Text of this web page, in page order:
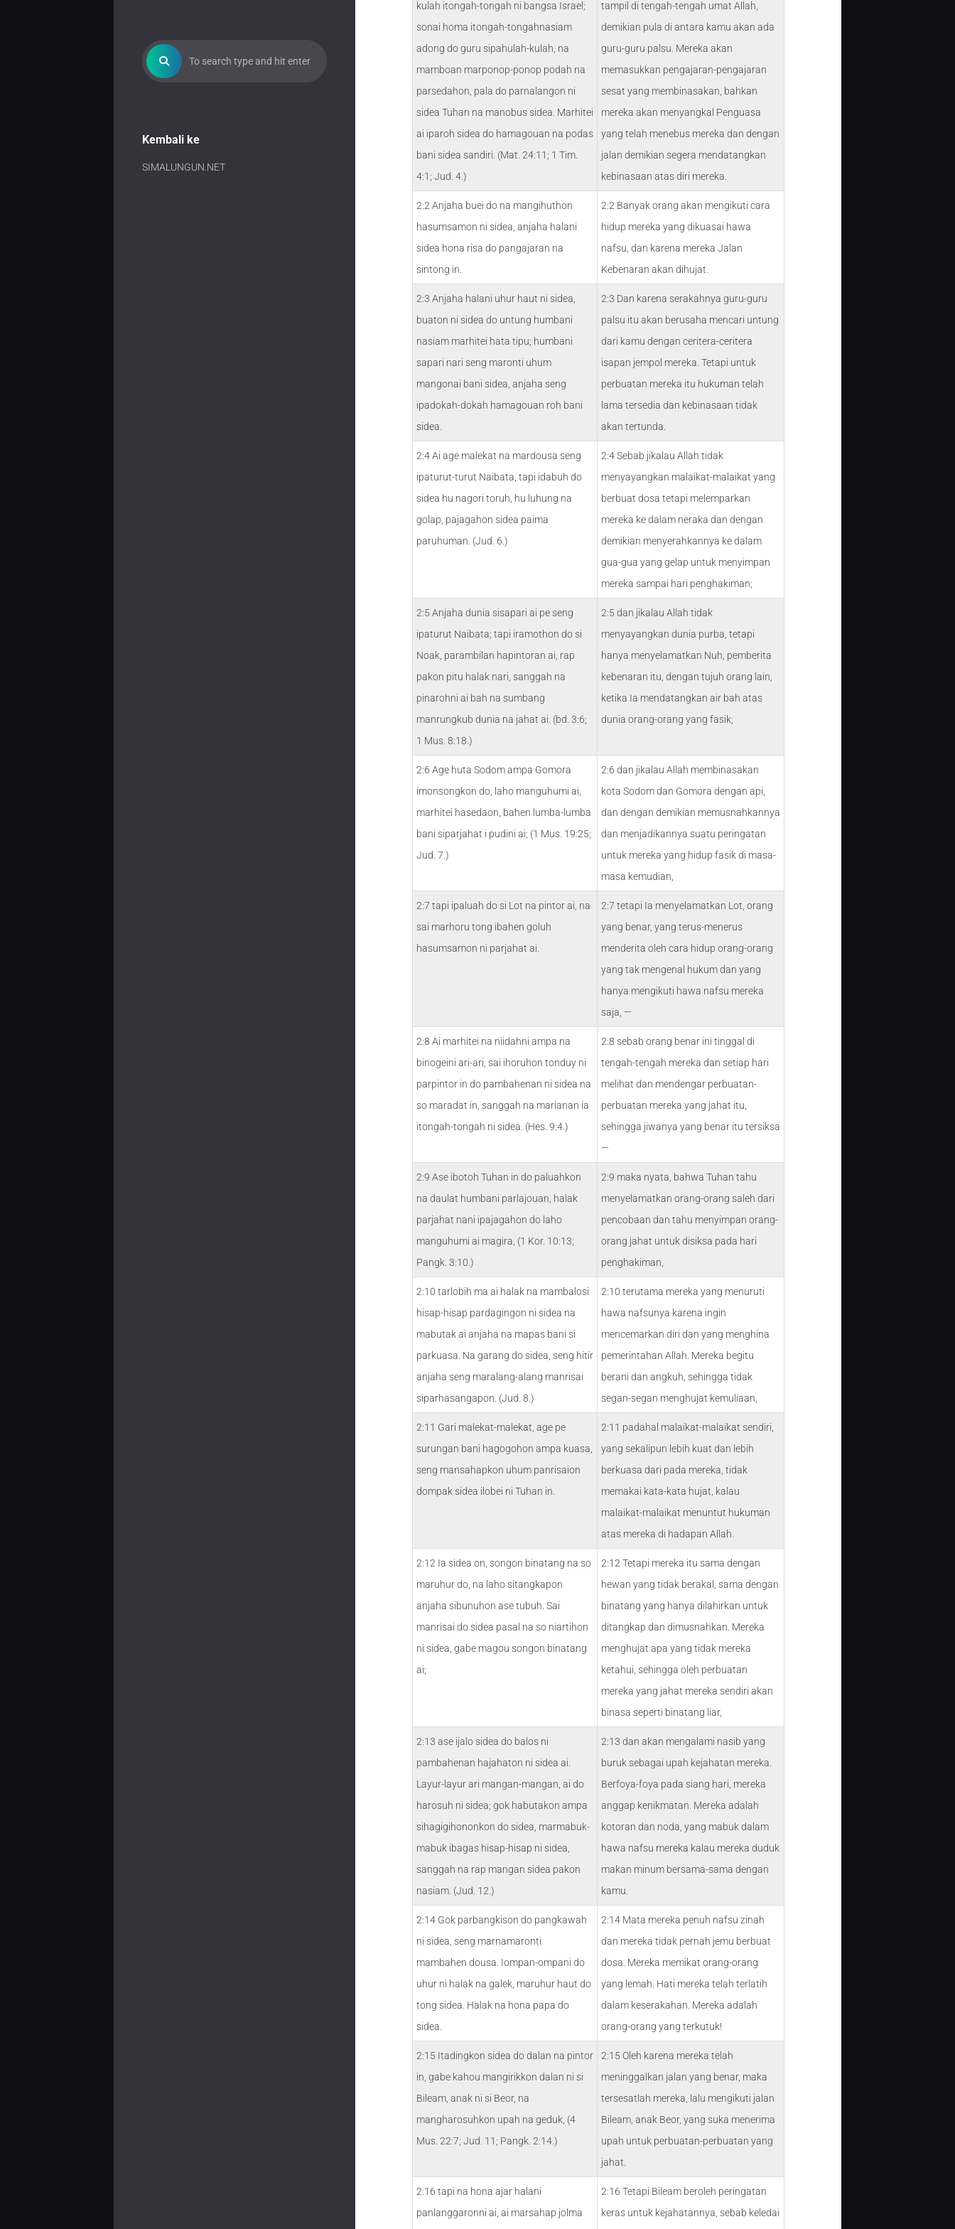
Kembali ke
SIMALUNGUN.NET
kulah itongah-tongah ni bangsa Israel;
sonai homa itongah-tongahnasiam
adong do guru sipahulah-kulah, na
mamboan marponop-ponop podah na
parsedahon, pala do parnalangon ni
sidea Tuhan na manobus sidea. Marhitei
ai iparoh sidea do hamagouan na podas
bani sidea sandiri. (Mat. 24:11; 1 Tim.
4:1; Jud. 4.)
tampil di tengah-tengah umat Allah,
demikian pula di antara kamu akan ada
guru-guru palsu. Mereka akan
memasukkan pengajaran-pengajaran
sesat yang membinasakan, bahkan
mereka akan menyangkal Penguasa
yang telah menebus mereka dan dengan
jalan demikian segera mendatangkan
kebinasaan atas diri mereka.
2:2 Anjaha buei do na mangihuthon
hasumsamon ni sidea, anjaha halani
sidea hona risa do pangajaran na
sintong in.
2:2 Banyak orang akan mengikuti cara
hidup mereka yang dikuasai hawa
nafsu, dan karena mereka Jalan
Kebenaran akan dihujat.
2:3 Anjaha halani uhur haut ni sidea,
buaton ni sidea do untung humbani
nasiam marhitei hata tipu; humbani
sapari nari seng maronti uhum
mangonai bani sidea, anjaha seng
ipadokah-dokah hamagouan roh bani
sidea.
2:3 Dan karena serakahnya guru-guru
palsu itu akan berusaha mencari untung
dari kamu dengan ceritera-ceritera
isapan jempol mereka. Tetapi untuk
perbuatan mereka itu hukuman telah
lama tersedia dan kebinasaan tidak
akan tertunda.
2:4 Ai age malekat na mardousa seng
ipaturut-turut Naibata, tapi idabuh do
sidea hu nagori toruh, hu luhung na
golap, pajagahon sidea paima
paruhuman. (Jud. 6.)
2:4 Sebab jikalau Allah tidak
menyayangkan malaikat-malaikat yang
berbuat dosa tetapi melemparkan
mereka ke dalam neraka dan dengan
demikian menyerahkannya ke dalam
gua-gua yang gelap untuk menyimpan
mereka sampai hari penghakiman;
2:5 Anjaha dunia sisapari ai pe seng
ipaturut Naibata; tapi iramothon do si
Noak, parambilan hapintoran ai, rap
pakon pitu halak nari, sanggah na
pinarohni ai bah na sumbang
manrungkub dunia na jahat ai. (bd. 3:6;
1 Mus. 8:18.)
2:5 dan jikalau Allah tidak
menyayangkan dunia purba, tetapi
hanya menyelamatkan Nuh, pemberita
kebenaran itu, dengan tujuh orang lain,
ketika Ia mendatangkan air bah atas
dunia orang-orang yang fasik;
2:6 Age huta Sodom ampa Gomora
imonsongkon do, laho manguhumi ai,
marhitei hasedaon, bahen lumba-lumba
bani siparjahat i pudini ai; (1 Mus. 19:25;
Jud. 7.)
2:6 dan jikalau Allah membinasakan
kota Sodom dan Gomora dengan api,
dan dengan demikian memusnahkannya
dan menjadikannya suatu peringatan
untuk mereka yang hidup fasik di masa-
masa kemudian,
2:7 tapi ipaluah do si Lot na pintor ai, na
sai marhoru tong ibahen goluh
hasumsamon ni parjahat ai.
2:7 tetapi Ia menyelamatkan Lot, orang
yang benar, yang terus-menerus
menderita oleh cara hidup orang-orang
yang tak mengenal hukum dan yang
hanya mengikuti hawa nafsu mereka
saja, —
2:8 Ai marhitei na niidahni ampa na
binogeini ari-ari, sai ihoruhon tonduy ni
parpintor in do pambahenan ni sidea na
so maradat in, sanggah na marianan ia
itongah-tongah ni sidea. (Hes. 9:4.)
2:8 sebab orang benar ini tinggal di
tengah-tengah mereka dan setiap hari
melihat dan mendengar perbuatan-
perbuatan mereka yang jahat itu,
sehingga jiwanya yang benar itu tersiksa
—
2:9 Ase ibotoh Tuhan in do paluahkon
na daulat humbani parlajouan, halak
parjahat nani ipajagahon do laho
manguhumi ai magira, (1 Kor. 10:13;
Pangk. 3:10.)
2:9 maka nyata, bahwa Tuhan tahu
menyelamatkan orang-orang saleh dari
pencobaan dan tahu menyimpan orang-
orang jahat untuk disiksa pada hari
penghakiman,
2:10 tarlobih ma ai halak na mambalosi
hisap-hisap pardagingon ni sidea na
mabutak ai anjaha na mapas bani si
parkuasa. Na garang do sidea, seng hitir
anjaha seng maralang-alang manrisai
siparhasangapon. (Jud. 8.)
2:10 terutama mereka yang menuruti
hawa nafsunya karena ingin
mencemarkan diri dan yang menghina
pemerintahan Allah. Mereka begitu
berani dan angkuh, sehingga tidak
segan-segan menghujat kemuliaan,
2:11 Gari malekat-malekat, age pe
surungan bani hagogohon ampa kuasa,
seng mansahapkon uhum panrisaion
dompak sidea ilobei ni Tuhan in.
2:11 padahal malaikat-malaikat sendiri,
yang sekalipun lebih kuat dan lebih
berkuasa dari pada mereka, tidak
memakai kata-kata hujat, kalau
malaikat-malaikat menuntut hukuman
atas mereka di hadapan Allah.
2:12 Ia sidea on, songon binatang na so
maruhur do, na laho sitangkapon
anjaha sibunuhon ase tubuh. Sai
manrisai do sidea pasal na so niartihon
ni sidea, gabe magou songon binatang
ai;
2:12 Tetapi mereka itu sama dengan
hewan yang tidak berakal, sama dengan
binatang yang hanya dilahirkan untuk
ditangkap dan dimusnahkan. Mereka
menghujat apa yang tidak mereka
ketahui, sehingga oleh perbuatan
mereka yang jahat mereka sendiri akan
binasa seperti binatang liar,
2:13 ase ijalo sidea do balos ni
pambahenan hajahaton ni sidea ai.
Layur-layur ari mangan-mangan, ai do
harosuh ni sidea; gok habutakon ampa
sihagigihononkon do sidea, marmabuk-
mabuk ibagas hisap-hisap ni sidea,
sanggah na rap mangan sidea pakon
nasiam. (Jud. 12.)
2:13 dan akan mengalami nasib yang
buruk sebagai upah kejahatan mereka.
Berfoya-foya pada siang hari, mereka
anggap kenikmatan. Mereka adalah
kotoran dan noda, yang mabuk dalam
hawa nafsu mereka kalau mereka duduk
makan minum bersama-sama dengan
kamu.
2:14 Gok parbangkison do pangkawah
ni sidea, seng marnamaronti
mambahen dousa. Iompan-ompani do
uhur ni halak na galek, maruhur haut do
tong sidea. Halak na hona papa do
sidea.
2:14 Mata mereka penuh nafsu zinah
dan mereka tidak pernah jemu berbuat
dosa. Mereka memikat orang-orang
yang lemah. Hati mereka telah terlatih
dalam keserakahan. Mereka adalah
orang-orang yang terkutuk!
2:15 Itadingkon sidea do dalan na pintor
in, gabe kahou mangirikkon dalan ni si
Bileam, anak ni si Beor, na
mangharosuhkon upah na geduk, (4
Mus. 22:7; Jud. 11; Pangk. 2:14.)
2:15 Oleh karena mereka telah
meninggalkan jalan yang benar, maka
tersesatlah mereka, lalu mengikuti jalan
Bileam, anak Beor, yang suka menerima
upah untuk perbuatan-perbuatan yang
jahat.
2:16 tapi na hona ajar halani
panlanggaronni ai, ai marsahap jolma
2:16 Tetapi Bileam beroleh peringatan
keras untuk kejahatannya, sebab keledai